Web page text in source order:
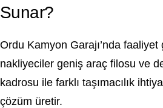
Sunar?
Ordu Kamyon Garajı’nda faaliyet
nakliyeciler geniş araç filosu ve
kadrosu ile farklı taşımacılık
çözüm üretir.